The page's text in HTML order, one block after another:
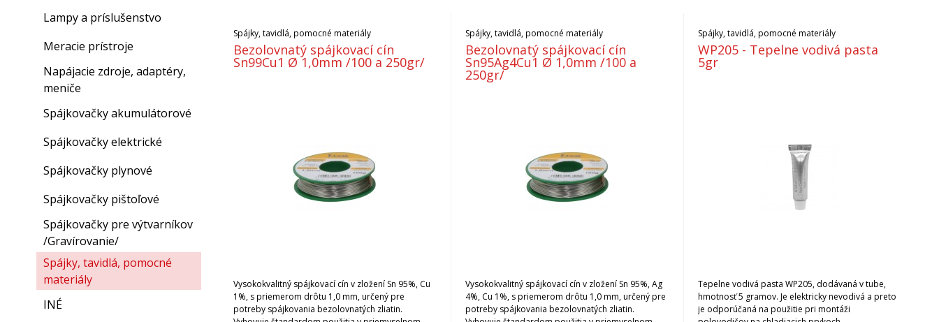
Spájky, tavidlá, pomocné materiály
Bezolovnatý spájkovací cín
Sn99Cu1 Ø 1,0mm /100 a 250gr/
Vysokokvalitný spájkovací cín v zložení Sn 95%, Cu
1%, s priemerom drôtu 1,0 mm, určený pre
potreby spájkovania bezolovnatých zliatin.
Spájky, tavidlá, pomocné materiály
Bezolovnatý spájkovací cín
Sn95Ag4Cu1 Ø 1,0mm /100 a
250gr/
Vysokokvalitný spájkovací cín v zložení Sn 95%, Ag
4%, Cu 1%, s priemerom drôtu 1,0 mm, určený pre
potreby spájkovania bezolovnatých zliatin.
Spájky, tavidlá, pomocné materiály
WP205 - Tepelne vodivá pasta
5gr
Tepelne vodivá pasta WP205, dodávaná v tube,
hmotnosť 5 gramov. Je elektricky nevodivá a preto
je odporúčaná na použitie pri montáži
Lampy a príslušenstvo
Meracie prístroje
Napájacie zdroje, adaptéry,
meniče
Spájkovačky akumulátorové
Spájkovačky elektrické
Spájkovačky plynové
Spájkovačky pištoľové
Spájkovačky pre výtvarníkov
/Gravírovanie/
Spájky, tavidlá, pomocné
materiály
INÉ